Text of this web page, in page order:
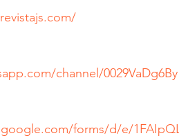
channel/
forms/d/e/